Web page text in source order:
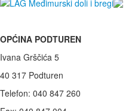
OPĆINA PODTUREN
Ivana Grščića 5
40 317 Podturen
Telefon: 040 847 260